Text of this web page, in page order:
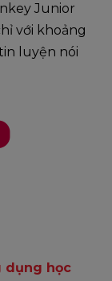
Junior
với khoảng
luyện nói
dụng học